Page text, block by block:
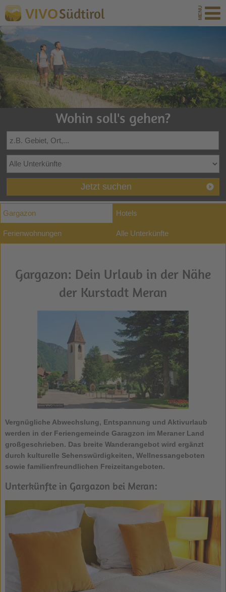
VIVOSüdtirol
Wohin soll's gehen?
Jetzt suchen
Gargazon Hotels
Ferienwohnungen Alle Unterkünfte
Gargazon: Dein Urlaub in der Nähe
der Kurstadt Meran
Vergnügliche Abwechslung, Entspannung und Aktivurlaub
werden in der Feriengemeinde Garagzon im Meraner Land
großgeschrieben. Das breite Wanderangebot wird ergänzt
durch kulturelle Sehenswürdigkeiten, Wellnessangeboten
sowie familienfreundlichen Freizeitangeboten.
Unterkünfte in Gargazon bei Meran: